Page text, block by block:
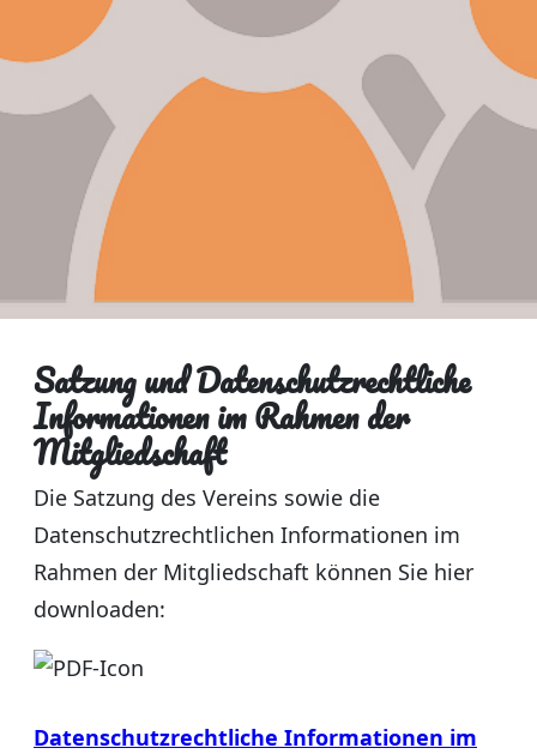
Satzung und Datenschutzrechtliche
Informationen im Rahmen der
Mitgliedschaft
Die Satzung des Vereins sowie die
Datenschutzrechtlichen Informationen im
Rahmen der Mitgliedschaft können Sie hier
downloaden:
Datenschutzrechtliche Informationen im